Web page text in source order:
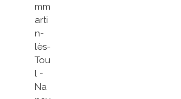
mm
arti
n-
lès-
Tou
l -
Na